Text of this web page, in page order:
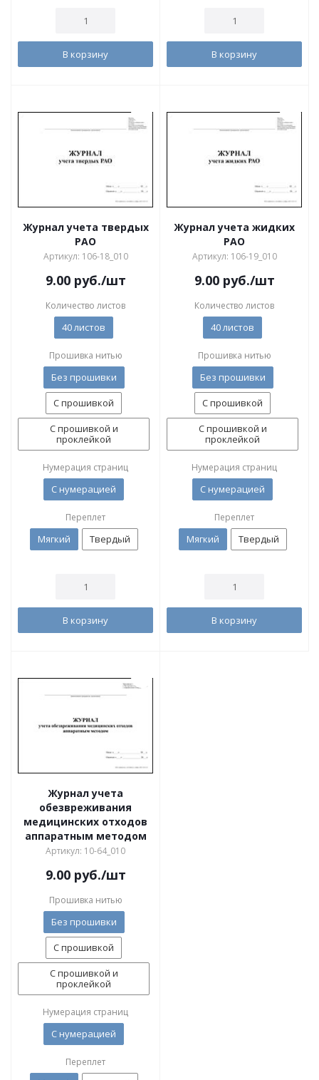
В корзину В корзину
Журнал учета твердых
РАО
Артикул: 106-18_010
9.00руб./шт
Количество листов
40 листов
Прошивка нитью
Без прошивки
С прошивкой
С прошивкой и
проклейкой
Нумерация страниц
С нумерацией
Переплет
Мягкий Твердый
В корзину
Журнал учета жидких
РАО
Артикул: 106-19_010
9.00руб./шт
Количество листов
40 листов
Прошивка нитью
Без прошивки
С прошивкой
С прошивкой и
проклейкой
Нумерация страниц
С нумерацией
Переплет
Мягкий Твердый
В корзину
Журнал учета
обезвреживания
медицинских отходов
аппаратным методом
Артикул: 10-64_010
9.00руб./шт
Прошивка нитью
Без прошивки
С прошивкой
С прошивкой и
проклейкой
Нумерация страниц
С нумерацией
Переплет